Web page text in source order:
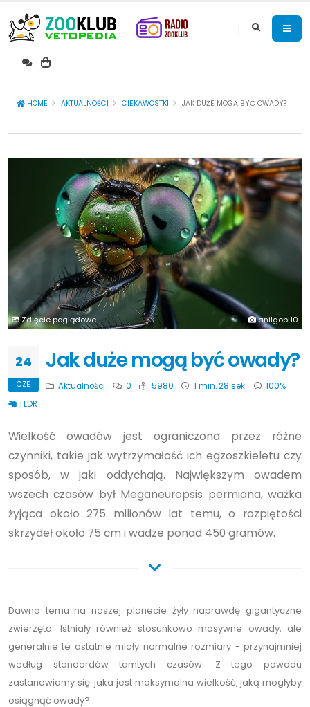
HOME AKTUALNOŚCI CIEKAWOSTKI JAK DUŻE MOGĄ BYĆ OWADY?
Zdjęcie poglądowe anilgopi10
24
CZE
Jak duże mogą być owady?
Aktualności 0 5980 1 min. 28 sek.
100%
TLDR
Wielkość owadów jest ograniczona przez różne
czynniki, takie jak wytrzymałość ich egzoszkieletu czy
sposób, w jaki oddychają. Największym owadem
wszech czasów był Meganeuropsis permiana, ważka
żyjąca około 275 milionów lat temu, o rozpiętości
skrzydeł około 75 cm i wadze ponad 450 gramów.
Dawno temu na naszej planecie żyły naprawdę gigantyczne
zwierzęta. Istniały również stosunkowo masywne owady, ale
generalnie te ostatnie miały normalne rozmiary - przynajmniej
według standardów tamtych czasów. Z tego powodu
zastanawiamy się: jaka jest maksymalna wielkość, jaką mogłyby
osiągnąć owady?